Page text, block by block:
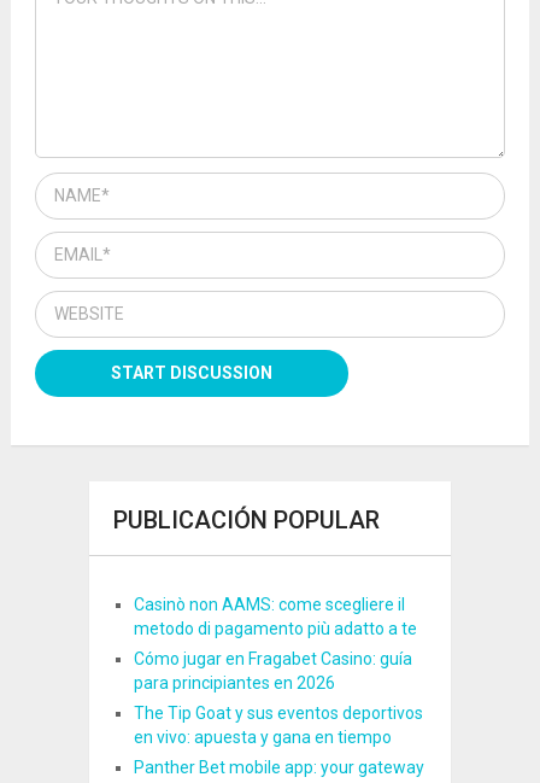
PUBLICACIÓN POPULAR
Casinò non AAMS: come scegliere il
metodo di pagamento più adatto a te
Cómo jugar en Fragabet Casino: guía
para principiantes en 2026
The Tip Goat y sus eventos deportivos
en vivo: apuesta y gana en tiempo
Panther Bet mobile app: your gateway